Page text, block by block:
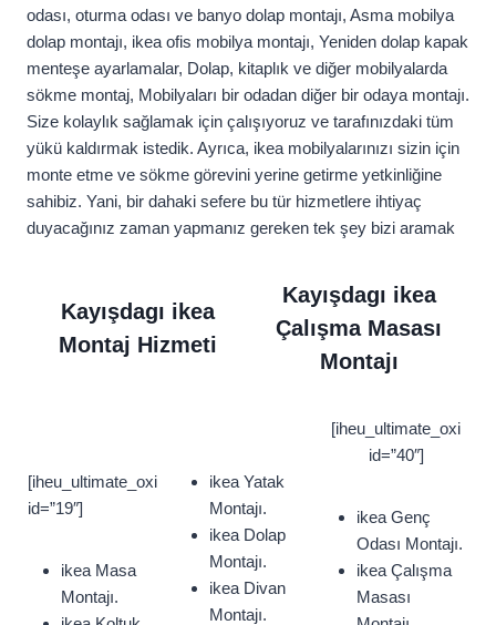
odası, oturma odası ve banyo dolap montajı, Asma mobilya
dolap montajı, ikea ofis mobilya montajı, Yeniden dolap kapak
menteşe ayarlamalar, Dolap, kitaplık ve diğer mobilyalarda
sökme montaj, Mobilyaları bir odadan diğer bir odaya montajı.
Size kolaylık sağlamak için çalışıyoruz ve tarafınızdaki tüm
yükü kaldırmak istedik. Ayrıca, ikea mobilyalarınızı sizin için
monte etme ve sökme görevini yerine getirme yetkinliğine
sahibiz. Yani, bir dahaki sefere bu tür hizmetlere ihtiyaç
duyacağınız zaman yapmanız gereken tek şey bizi aramak
Kayışdagı ikea
Montaj Hizmeti
Kayışdagı ikea
Çalışma Masası
Montajı
[iheu_ultimate_oxi
id=”19″]
ikea Masa
Montajı.
ikea Yatak
Montajı.
ikea Dolap
Montajı.
ikea Divan
Montajı.
[iheu_ultimate_oxi
id=”40″]
ikea Genç
Odası Montajı.
ikea Çalışma
Masası